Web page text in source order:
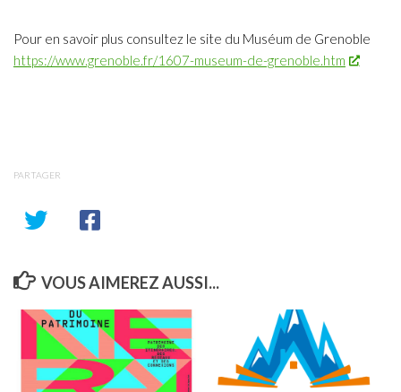
Pour en savoir plus consultez le site du Muséum de Grenoble
https://www.grenoble.fr/1607-museum-de-grenoble.htm
PARTAGER
VOUS AIMEREZ AUSSI...